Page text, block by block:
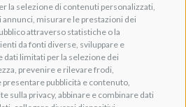
la selezione di contenuti personalizzati,
misurare le prestazioni dei
attraverso statistiche o la
da fonti diverse, sviluppare e
limitati per la selezione dei
prevenire e rilevare frodi,
pubblicità e contenuto,
sulla privacy, abbinare e combinare dati